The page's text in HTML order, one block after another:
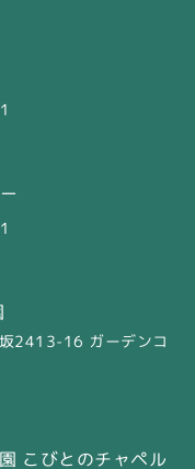
2413-16 ガーデンコ
こびとのチャペル